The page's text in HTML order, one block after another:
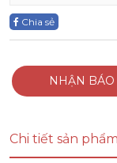
Chia sẻ
NHẬN BÁO
Chi tiết sản phẩm